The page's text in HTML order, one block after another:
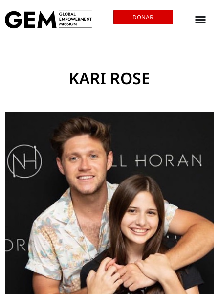
DONAR
KARI ROSE